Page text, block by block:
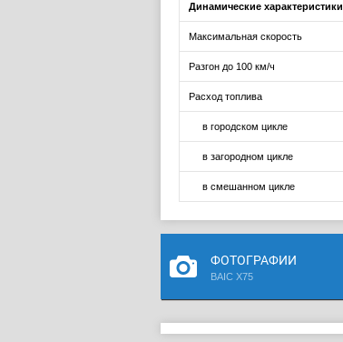
Динамические характеристики
Максимальная скорость
Разгон до 100 км/ч
Расход топлива
в городском цикле
в загородном цикле
в смешанном цикле
ФОТОГРАФИИ
BAIC X75